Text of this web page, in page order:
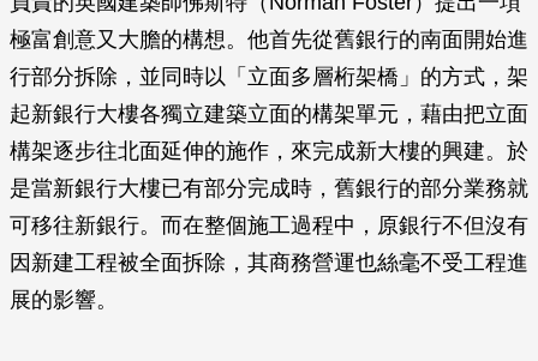
極富創意又大膽的構想。他首先從舊銀行的南面開始進
行部分拆除，並同時以「立面多層桁架橋」的方式，架
起新銀行大樓各獨立建築立面的構架單元，藉由把立面
構架逐步往北面延伸的施作，來完成新大樓的興建。於
是當新銀行大樓已有部分完成時，舊銀行的部分業務就
可移往新銀行。而在整個施工過程中，原銀行不但沒有
因新建工程被全面拆除，其商務營運也絲毫不受工程進
展的影響。